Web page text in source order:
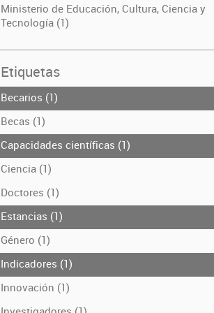
Ministerio de Educación, Cultura, Ciencia y
Tecnología (1)
Etiquetas
Becarios (1)
Becas (1)
Capacidades científicas (1)
Ciencia (1)
Doctores (1)
Estancias (1)
Género (1)
Indicadores (1)
Innovación (1)